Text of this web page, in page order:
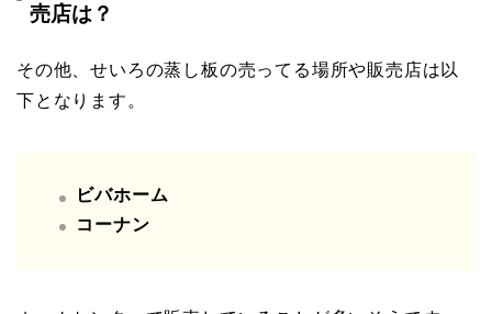
売店は？
その他、せいろの蒸し板の売ってる場所や販売店は以
下となります。
ビバホーム
コーナン